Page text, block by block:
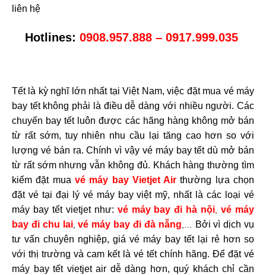
liên hệ
Hotlines: 0908.957.888 – 0917.999.035
Tết là kỳ nghĩ lớn nhất tại Việt Nam, việc đặt mua vé máy
bay tết không phải là điều dễ dàng với nhiều người. Các
chuyến bay tết luôn được các hãng hàng không mở bán
từ rất sớm, tuy nhiên nhu cầu lại tăng cao hơn so với
lượng vé bán ra. Chính vì vậy vé máy bay tết dù mở bán
từ rất sớm nhưng vẫn không đủ. Khách hàng thường tìm
kiếm đặt mua vé máy bay Vietjet Air thường lựa chọn
đặt vé tại đại lý vé máy bay việt mỹ, nhất là các loại vé
máy bay tết vietjet như: vé máy bay đi hà nội,vé máy
bay đi chu lai,vé máy bay đi đà nẵng,… Bởi vì dịch vụ
tư vấn chuyên nghiệp, giá vé máy bay tết lại rẻ hơn so
với thị trường và cam kết là vé tết chính hãng. Để đặt vé
máy bay tết vietjet air dễ dàng hơn, quý khách chỉ cần